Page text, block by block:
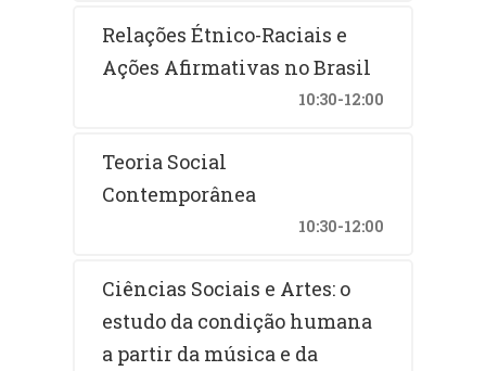
Relações Étnico-Raciais e
Ações Afirmativas no Brasil
10:30-12:00
Teoria Social
Contemporânea
10:30-12:00
Ciências Sociais e Artes: o
estudo da condição humana
a partir da música e da